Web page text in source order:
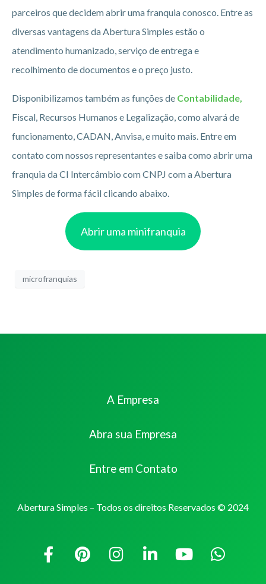
parceiros que decidem abrir uma franquia conosco. Entre as
diversas vantagens da Abertura Simples estão o
atendimento humanizado, serviço de entrega e
recolhimento de documentos e o preço justo.
Disponibilizamos também as funções de Contabilidade,
Fiscal, Recursos Humanos e Legalização, como alvará de
funcionamento, CADAN, Anvisa, e muito mais. Entre em
contato com nossos representantes e saiba como abrir uma
franquia da CI Intercâmbio com CNPJ com a Abertura
Simples de forma fácil clicando abaixo.
Abrir uma minifranquia
microfranquias
A Empresa
Abra sua Empresa
Entre em Contato
Abertura Simples – Todos os direitos Reservados © 2024